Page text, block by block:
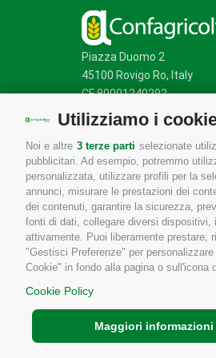
Utilizziamo i
Noi e altre 3 terze parti selezionate
pubblicitari. Ad esempio, potremmo
personalizzata, utilizzare profili per la
annunci, misurare le prestazioni dei
dei contenuti, garantire la sicurezza,
fonti di dati, collegare diversi
attivamente. Puoi liberamente
"Gestisci Preferenze" per
Cookie" in fondo alla pagina o
Cookie Policy
Maggiori informazioni
Piazza Duomo 2
45100 Rovigo Ro, Italy
CF 80001240292
Mappa del sito/Privacy
Copyrights © 2026 Tutti i